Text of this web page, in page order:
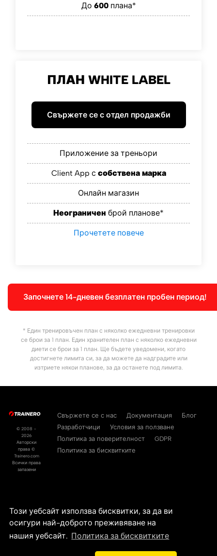
Този уебсайт използва бисквитки, за да ви
осигури най-доброто преживяване на
нашия уебсайт. Политика за бисквитките
До 600плана*
ПЛАН WHITE LABEL
Свържете се с отдел продажби
Приложение за треньори
Client App с собствена марка
Онлайн магазин
Неограничен брой планове*
Прочетете повече
Започнете 14-дневен безплатен пробен период!
* Един тренировъчен план с няколко ежедневни тренировки
се брои за 1 план. Един хранителен план с няколко ежедневни
диети се брои за 1 план. Ще бъдете уведомени, когато
достигнете лимита си, за да можете да надградите или
изтриете някои планове, за да останете под лимита.
© 2008 -
2026
Авторски
права ©
Trainero.com
Всички права
запазени
Свържете се с нас Документация
Блог
Разработчици
Условия за ползване
Политика за поверителност
GDPR
Политика за бисквитките